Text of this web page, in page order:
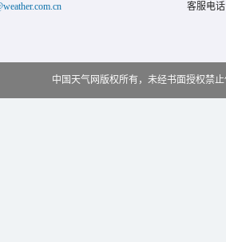
客服电
中国天气网版权所有，未经书面授权